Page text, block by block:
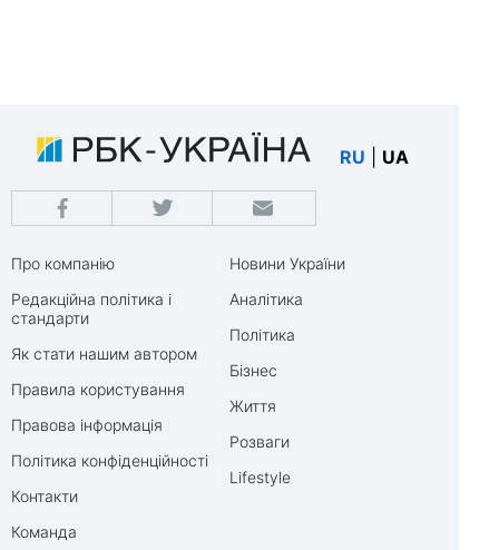
RU UA
Про компанію
Редакційна політика і
стандарти
Як стати нашим автором
Правила користування
Правова інформація
Політика конфіденційності
Контакти
Команда
Новини України
Аналітика
Політика
Бізнес
Життя
Розваги
Lifestyle